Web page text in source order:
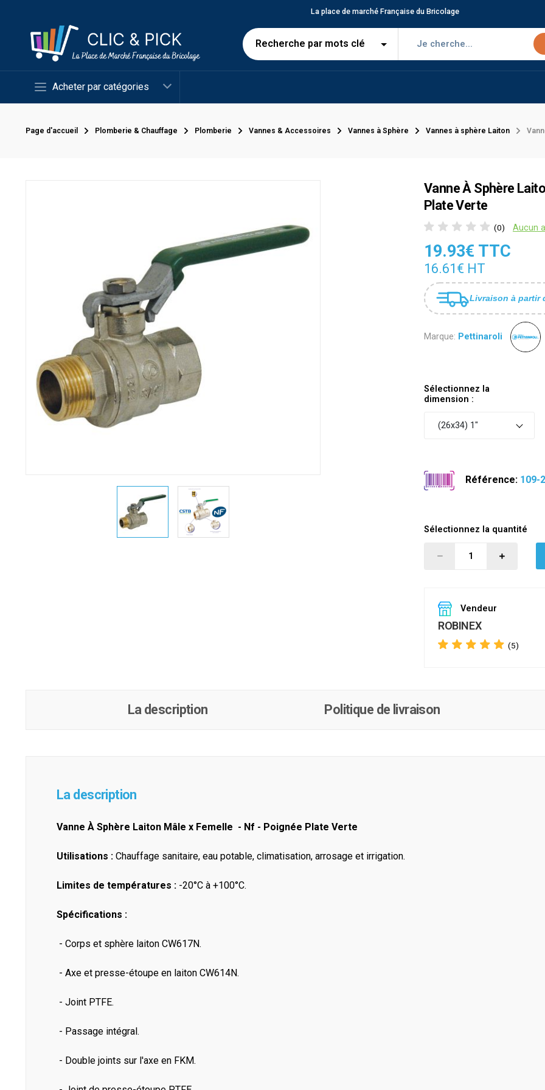
La place de marché Française du Bricolage
Acheter par catégories
Page d'accueil Plomberie & Chauffage Plomberie Vannes & Accessoires Vannes à Sphère Vannes à sphère Laiton
Vanne À Sphère
Plate Verte
(0) Aucun
19.93€ TTC
16.61€ HT
Livraison à partir
Marque: Pettinaroli
Sélectionnez la
dimension :
(26x34) 1"
Référence: 109-
Sélectionnez la quantité
Vendeur
ROBINEX
(5)
La description Politique de livraison
La description
Vanne À Sphère Laiton Mâle x Femelle - Nf - Poignée Plate Verte
Utilisations : Chauffage sanitaire, eau potable, climatisation, arrosage et irrigation.
Limites de températures : -20°C à +100°C.
Spécifications :
- Corps et sphère laiton CW617N.
- Axe et presse-étoupe en laiton CW614N.
- Joint PTFE.
- Passage intégral.
- Double joints sur l'axe en FKM.